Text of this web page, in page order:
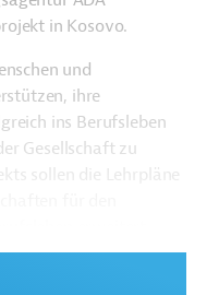
in Kosovo.
und
ihre
ins Berufsleben
Gesellschaft zu
sollen die Lehrpläne
Jugendlichen gestärkt